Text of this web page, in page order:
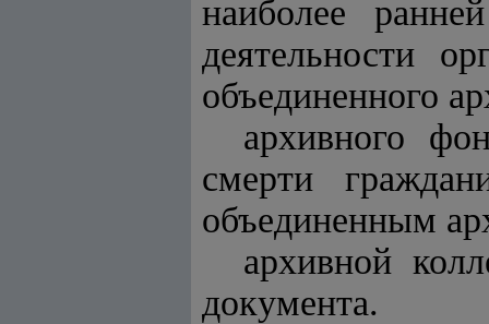
наиболее
деятельности
объединенного
архивного
смерти
объединенным
архивной
документа.